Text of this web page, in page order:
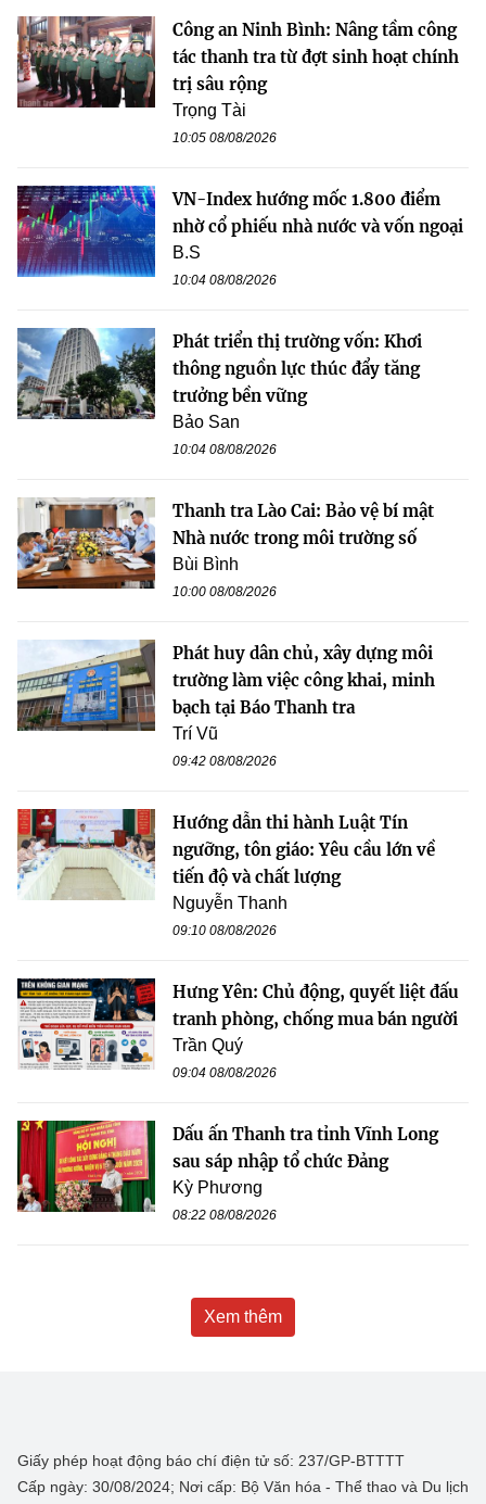
Công an Ninh Bình: Nâng tầm công
tác thanh tra từ đợt sinh hoạt chính
trị sâu rộng
Trọng Tài
10:05 08/08/2026
VN-Index hướng mốc 1.800 điểm
nhờ cổ phiếu nhà nước và vốn ngoại
B.S
10:04 08/08/2026
Phát triển thị trường vốn: Khơi
thông nguồn lực thúc đẩy tăng
trưởng bền vững
Bảo San
10:04 08/08/2026
Thanh tra Lào Cai: Bảo vệ bí mật
Nhà nước trong môi trường số
Bùi Bình
10:00 08/08/2026
Phát huy dân chủ, xây dựng môi
trường làm việc công khai, minh
bạch tại Báo Thanh tra
Trí Vũ
09:42 08/08/2026
Hướng dẫn thi hành Luật Tín
ngưỡng, tôn giáo: Yêu cầu lớn về
tiến độ và chất lượng
Nguyễn Thanh
09:10 08/08/2026
Hưng Yên: Chủ động, quyết liệt đấu
tranh phòng, chống mua bán người
Trần Quý
09:04 08/08/2026
Dấu ấn Thanh tra tỉnh Vĩnh Long
sau sáp nhập tổ chức Đảng
Kỳ Phương
08:22 08/08/2026
Xem thêm
Giấy phép hoạt động báo chí điện tử số: 237/GP-BTTTT
Cấp ngày: 30/08/2024; Nơi cấp: Bộ Văn hóa - Thể thao và Du lịch